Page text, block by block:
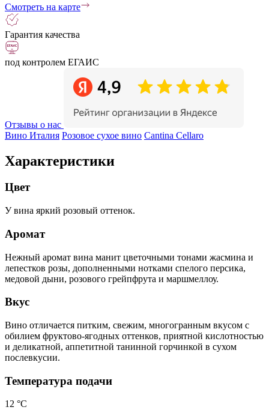
Смотреть на карте
Гарантия качества
под контролем ЕГАИС
Отзывы о нас
Вино Италия Розовое сухое вино Cantina Cellaro
Характеристики
Цвет
У вина яркий розовый оттенок.
Аромат
Нежный аромат вина манит цветочными тонами жасмина и
лепестков розы, дополненными нотками спелого персика,
медовой дыни, розового грейпфрута и маршмеллоу.
Вкус
Вино отличается питким, свежим, многогранным вкусом с
обилием фруктово-ягодных оттенков, приятной кислотностью
и деликатной, аппетитной танинной горчинкой в сухом
послевкусии.
Температура подачи
12 °С